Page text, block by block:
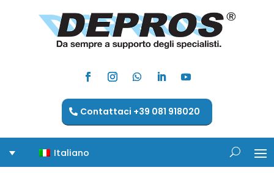
Contattaci +39 081 918020
Italiano